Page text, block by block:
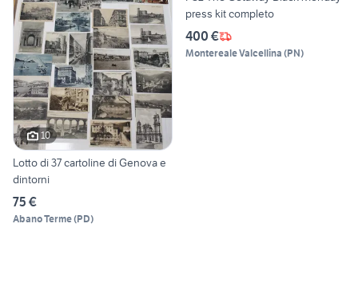
10
Lotto di 37 cartoline di Genova e
dintorni
75 €
Abano Terme(PD)
press kit completo
400 €
Montereale Valcellina (PN)